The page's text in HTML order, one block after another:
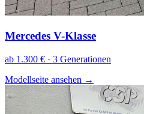
Mercedes V-Klasse
ab 1.300 € · 3 Generationen
Modellseite ansehen →